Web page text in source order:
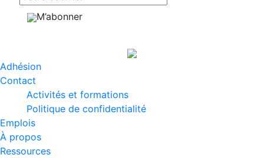
M’abonner
Adhésion
Contact
Activités et formations
Politique de confidentialité
Emplois
À propos
Ressources